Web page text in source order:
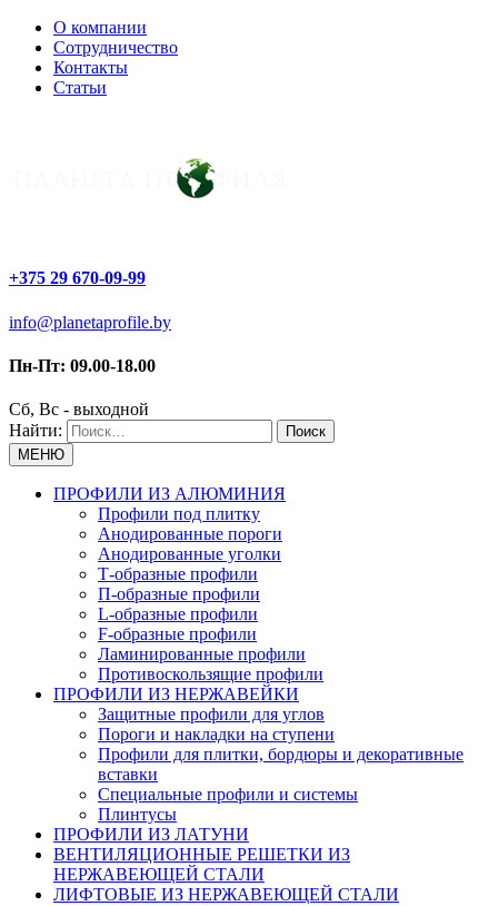
О компании
Сотрудничество
Контакты
Статьи
+375 29 670-09-99
info@planetaprofile.by
Пн-Пт: 09.00-18.00
Сб, Вс - выходной
Найти:
МЕНЮ
ПРОФИЛИ ИЗ АЛЮМИНИЯ
Профили под плитку
Анодированные пороги
Анодированные уголки
Т-образные профили
П-образные профили
L-образные профили
F-образные профили
Ламинированные профили
Противоскользящие профили
ПРОФИЛИ ИЗ НЕРЖАВЕЙКИ
Защитные профили для углов
Пороги и накладки на ступени
Профили для плитки, бордюры и декоративные
вставки
Специальные профили и системы
Плинтусы
ПРОФИЛИ ИЗ ЛАТУНИ
ВЕНТИЛЯЦИОННЫЕ РЕШЕТКИ ИЗ
НЕРЖАВЕЮЩЕЙ СТАЛИ
ЛИФТОВЫЕ ИЗ НЕРЖАВЕЮЩЕЙ СТАЛИ